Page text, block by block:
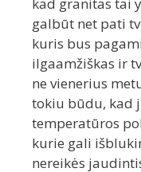
galbūt net pati
kuris bus
ilgaamžiškas ir
ne vienerius
tokiu būdu, kad
temperatūros
kurie gali
nereikės